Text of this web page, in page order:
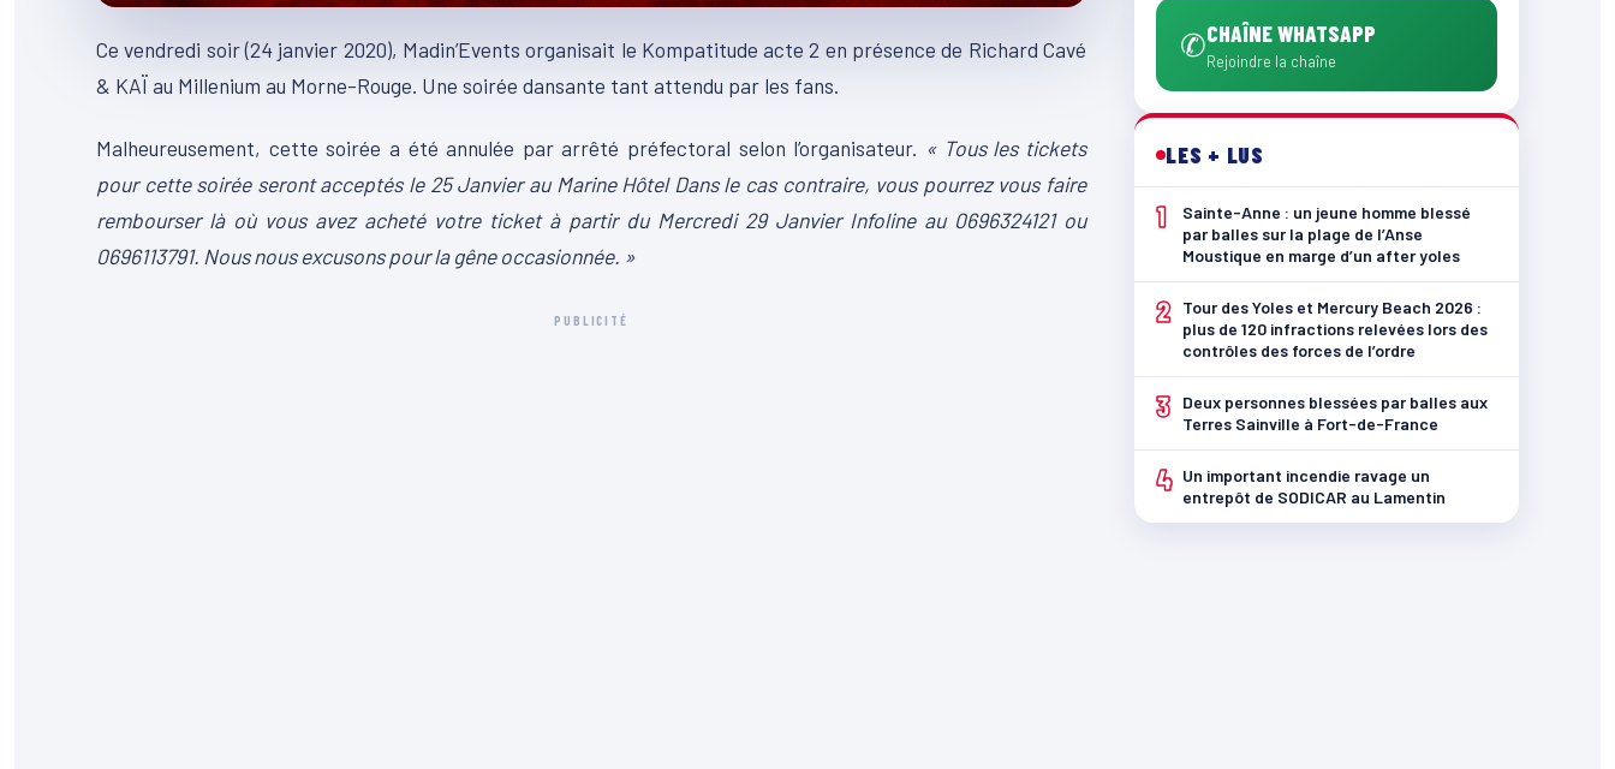
Ce vendredi soir (24 janvier 2020), Madin’Events organisait le Kompatitude acte 2 en présence de Richard Cavé
& KAÏ au Millenium au Morne-Rouge. Une soirée dansante tant attendu par les fans.
Malheureusement, cette soirée a été annulée par arrêté préfectoral selon l’organisateur. « Tous les tickets
pour cette soirée seront acceptés le 25 Janvier au Marine Hôtel Dans le cas contraire, vous pourrez vous faire
rembourser là où vous avez acheté votre ticket à partir du Mercredi 29 Janvier Infoline au 0696324121 ou
0696113791. Nous nous excusons pour la gêne occasionnée. »
PUBLICITÉ
✆CHAÎNE WHATSAPP
Rejoindre la chaîne
LES + LUS
1
Sainte-Anne : un jeune homme blessé
par balles sur la plage de l’Anse
Moustique en marge d’un after yoles
2
Tour des Yoles et Mercury Beach 2026 :
plus de 120 infractions relevées lors des
contrôles des forces de l’ordre
3
Deux personnes blessées par balles aux
Terres Sainville à Fort-de-France
4 Un important incendie ravage un
entrepôt de SODICAR au Lamentin